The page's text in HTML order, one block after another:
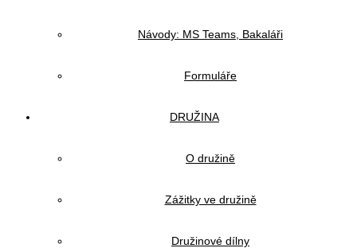
Návody: MS Teams, Bakaláři
Formuláře
DRUŽINA
O družině
Zážitky ve družině
Družinové dílny